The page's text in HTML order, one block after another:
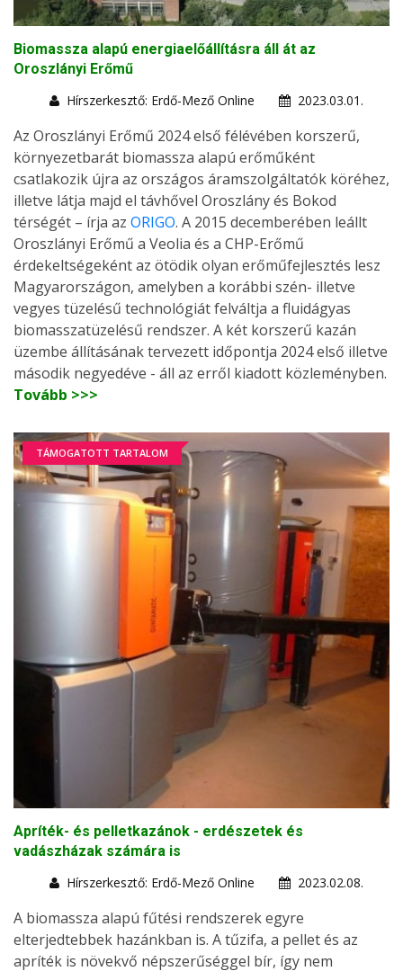
Biomassza alapú energiaelőállításra áll át az
Oroszlányi Erőmű
Hírszerkesztő: Erdő-Mező Online
2023.03.01.
Az Oroszlányi Erőmű 2024 első félévében korszerű,
környezetbarát biomassza alapú erőműként
csatlakozik újra az országos áramszolgáltatók köréhez,
illetve látja majd el távhővel Oroszlány és Bokod
térségét – írja az ORIGO. A 2015 decemberében leállt
Oroszlányi Erőmű a Veolia és a CHP-Erőmű
érdekeltségeként az ötödik olyan erőműfejlesztés lesz
Magyarországon, amelyben a korábbi szén- illetve
vegyes tüzelésű technológiát felváltja a fluidágyas
biomasszatüzelésű rendszer. A két korszerű kazán
üzembe állításának tervezett időpontja 2024 első illetve
második negyedéve - áll az erről kiadott közleményben.
Tovább >>>
TÁMOGATOTT TARTALOM
Apríték- és pelletkazánok - erdészetek és
vadászházak számára is
Hírszerkesztő: Erdő-Mező Online
2023.02.08.
A biomassza alapú fűtési rendszerek egyre
elterjedtebbek hazánkban is. A tűzifa, a pellet és az
apríték is növekvő népszerűséggel bír, így nem